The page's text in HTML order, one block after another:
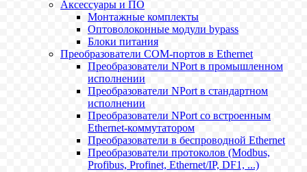
Аксессуары и ПО
Монтажные комплекты
Оптоволоконные модули bypass
Блоки питания
Преобразователи COM-портов в Ethernet
Преобразователи NPort в промышленном
исполнении
Преобразователи NPort в стандартном
исполнении
Преобразователи NPort со встроенным
Ethernet-коммутатором
Преобразователи в беспроводной Ethernet
Преобразователи протоколов (Modbus,
Profibus, Profinet, Ethernet/IP, DF1, ...)